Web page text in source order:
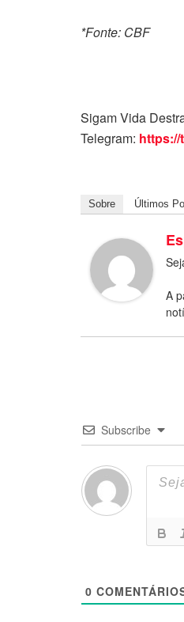
*Fonte: CBF
Sigam Vida
Telegram: https://
Sobre Últimos
A
Subscribe
0